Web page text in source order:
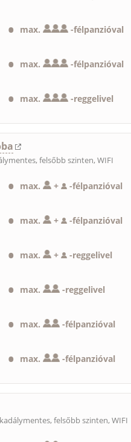
max. -félpanzióval
max. -félpanzióval
max. -reggelivel
felsőbb szinten, WIFI
max. + -félpanzióval
max. + -félpanzióval
max. + -reggelivel
max. -reggelivel
max. -félpanzióval
max. -félpanzióval
felsőbb szinten, WIFI